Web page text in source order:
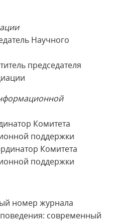
Научного
председателя
Комитета
поддержки
Комитета
поддержки
номер журнала
современный